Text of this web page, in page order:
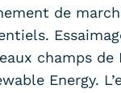
de
champs de
Energy.